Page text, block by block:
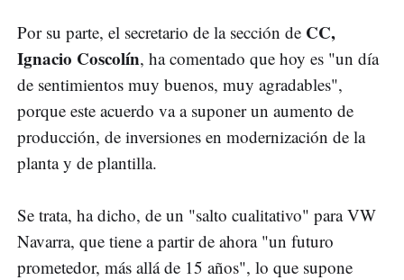
Por su parte, el secretario de la sección de CC,
Ignacio Coscolín, ha comentado que hoy es "un día
de sentimientos muy buenos, muy agradables",
porque este acuerdo va a suponer un aumento de
producción, de inversiones en modernización de la
planta y de plantilla.
Se trata, ha dicho, de un "salto cualitativo" para VW
Navarra, que tiene a partir de ahora "un futuro
prometedor, más allá de 15 años", lo que supone